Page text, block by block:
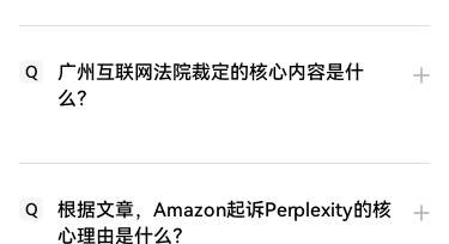
Q
广州互联网法院裁定的核心内容是什
么？
Q
根据文章，Amazon起诉Perplexity的核
心理由是什么？